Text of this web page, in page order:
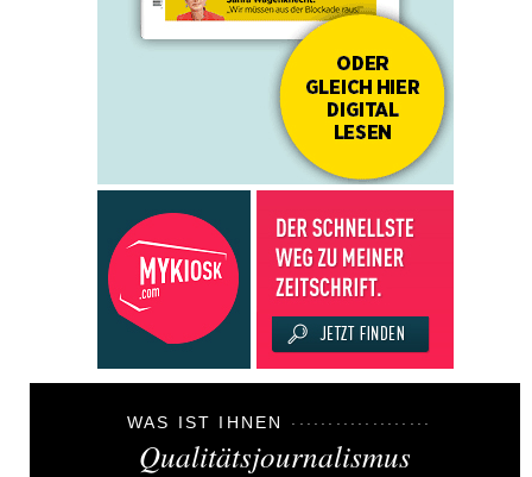
WAS IST IHNEN
Qualitätsjournalismus